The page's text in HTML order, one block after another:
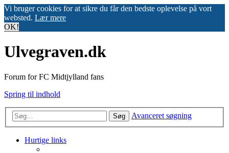
Vi bruger cookies for at sikre du får den bedste oplevelse på vort
websted. Lær mere
OK!
Ulvegraven.dk
Forum for FC Midtjylland fans
Spring til indhold
Søg Avanceret søgning
Hurtige links